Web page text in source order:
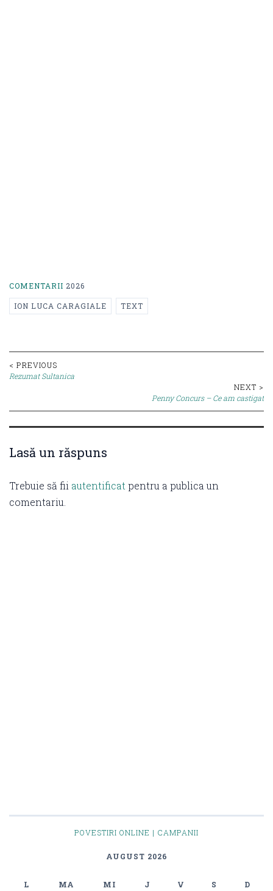
COMENTARII 2026
ION LUCA CARAGIALE TEXT
Post
< PREVIOUS
Rezumat Sultanica
NEXT >
Penny Concurs – Ce am castigat
Lasă un răspuns
Trebuie să fii autentificat pentru a publica un
comentariu.
POVESTIRI ONLINE | CAMPANII
AUGUST 2026
L MA MI J V S D